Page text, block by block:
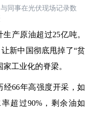
同事在光伏现场记录数
产原油超过25亿吨。
新中国彻底甩掉了“贫
工业化的脊梁。
66年高强度开采，如
超过90%，剩余油如